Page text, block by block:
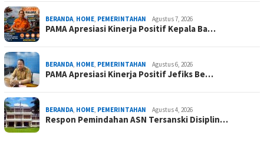
BERANDA, HOME, PEMERINTAHAN Agustus 7, 2026
PAMA Apresiasi Kinerja Positif Kepala Ba…
BERANDA, HOME, PEMERINTAHAN Agustus 6, 2026
PAMA Apresiasi Kinerja Positif Jefiks Be…
BERANDA, HOME, PEMERINTAHAN Agustus 4, 2026
Respon Pemindahan ASN Tersanski Disiplin…